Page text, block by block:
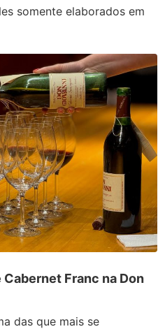
somente elaborados em
Franc na Don
das que mais se